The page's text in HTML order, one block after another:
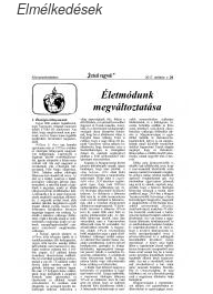
Elmélkedések